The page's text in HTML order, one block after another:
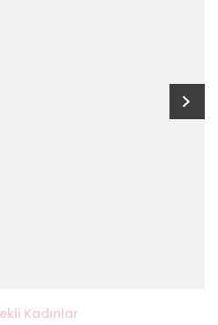
Kadınlar